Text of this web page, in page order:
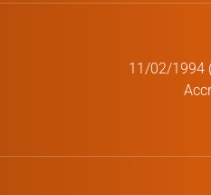
11/02/1994